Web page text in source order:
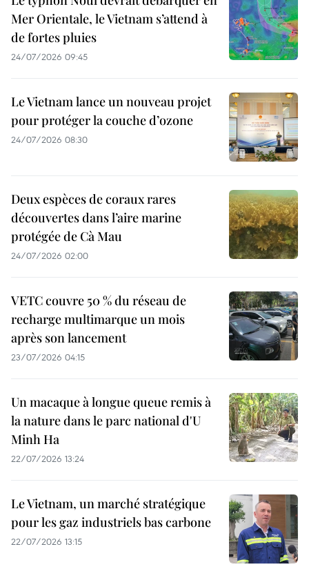
Mer Orientale, le Vietnam s’attend à
de fortes pluies
24/07/2026 09:45
Le Vietnam lance un nouveau projet
pour protéger la couche d’ozone
24/07/2026 08:30
Deux espèces de coraux rares
découvertes dans l’aire marine
protégée de Cà Mau
24/07/2026 02:00
VETC couvre 50 % du réseau de
recharge multimarque un mois
après son lancement
23/07/2026 04:15
Un macaque à longue queue remis à
la nature dans le parc national d'U
Minh Ha
22/07/2026 13:24
Le Vietnam, un marché stratégique
pour les gaz industriels bas carbone
22/07/2026 13:15